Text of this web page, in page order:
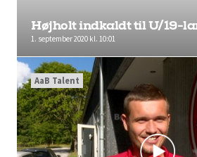
Højholt indkaldt til U/19-
1. september 2020 kl. 10:01
AaB Talent